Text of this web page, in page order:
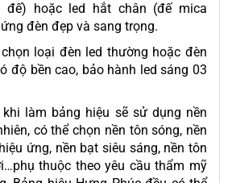
đế) hoặc led hắt chân (đế mica
đèn đẹp và sang trọng.
loại đèn led thường hoặc đèn
độ bền cao, bảo hành led sáng 03
làm bảng hiệu sẽ sử dụng nền
có thể chọn nền tôn sóng, nền
ứng, nền bạt siêu sáng, nền tôn
thuộc theo yêu cầu thẩm mỹ